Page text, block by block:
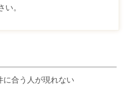
い。
に合う人が現れない